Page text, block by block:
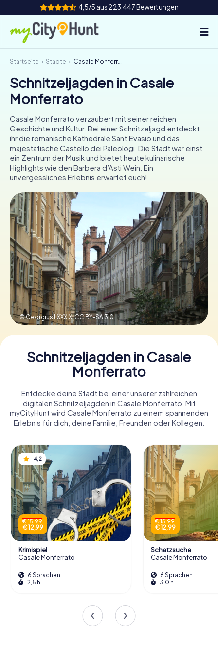
4,5/5 aus 223.447 Bewertungen
So funktioniert's
Städte
Teamevent
Tickets
INT AT CH
ES
FR UK
IE
IT
Tickets buchen
Gutscheine bestellen
Startseite Städte Casale Monferrato
Schnitzeljagden in Casale
Monferrato
Casale Monferrato verzaubert mit seiner reichen
Geschichte und Kultur. Bei einer Schnitzeljagd entdeckt
ihr die romanische Kathedrale Sant’Evasio und das
majestätische Castello dei Paleologi. Die Stadt war einst
ein Zentrum der Musik und bietet heute kulinarische
Highlights wie den Barbera d’Asti Wein. Ein
unvergessliches Erlebnis erwartet euch!
© Georgius LXXXIX,CC BY-SA 3.0
Schnitzeljagden in Casale
Monferrato
Entdecke deine Stadt bei einer unserer zahlreichen
digitalen Schnitzeljagden in Casale Monferrato. Mit
myCityHunt wird Casale Monferrato zu einem spannenden
Erlebnis für dich, deine Familie, Freunden oder Kollegen.
4,2
€ 15,99
€ 12,99
Krimispiel
Casale Monferrato
6 Sprachen
2,5 h
€ 15,99
€ 12,99
Schatzsuche
Casale Monferrato
6 Sprachen
3,0 h